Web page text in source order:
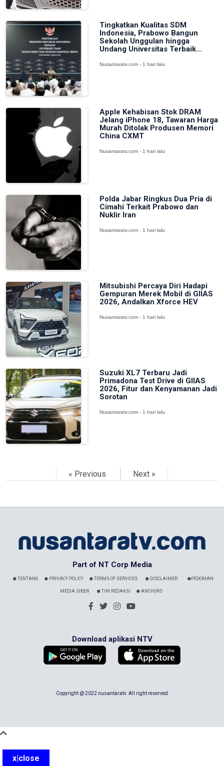
Tingkatkan Kualitas SDM
Indonesia, Prabowo Bangun
Sekolah Unggulan hingga
Undang Universitas Terbaik...
Nusantaratv.com - 1 hari lalu
Apple Kehabisan Stok DRAM
Jelang iPhone 18, Tawaran Harga
Murah Ditolak Produsen Memori
China CXMT
Nusantaratv.com - 1 hari lalu
Polda Jabar Ringkus Dua Pria di
Cimahi Terkait Prabowo dan
Nuklir Iran
Nusantaratv.com - 1 hari lalu
Mitsubishi Percaya Diri Hadapi
Gempuran Merek Mobil di GIIAS
2026, Andalkan Xforce HEV
Nusantaratv.com - 1 hari lalu
Suzuki XL7 Terbaru Jadi
Primadona Test Drive di GIIAS
2026, Fitur dan Kenyamanan Jadi
Sorotan
Nusantaratv.com - 1 hari lalu
« Previous Next »
Part of NT Corp Media
TENTANG PRIVACY POLICY TERMS OF SERVICES DISCLAIMER PEDOMAN
MEDIA SIBER TIM REDAKSI ANCHORS
Download aplikasi NTV
Copyright @ 2022 nusantaratv. All right reserved
x|close